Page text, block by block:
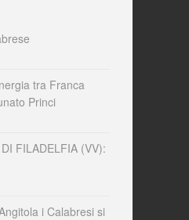
tra Franca
Princi
FILADELFIA (VV):
i Calabresi si